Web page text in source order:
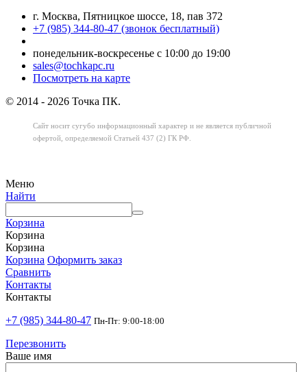
г. Москва, Пятницкое шоссе, 18, пав 372
+7 (985) 344-80-47 (звонок бесплатный)
понедельник-воскресенье с 10:00 до 19:00
sales@tochkapc.ru
Посмотреть на карте
© 2014 - 2026 Точка ПК.
Сайт носит сугубо информационный характер и не является публичной
офертой, определяемой Статьей 437 (2) ГК РФ.
Меню
Найти
Корзина
Корзина
Корзина
Корзина Оформить заказ
Сравнить
Контакты
Контакты
+7 (985) 344-80-47 Пн-Пт: 9:00-18:00
Перезвонить
Ваше имя